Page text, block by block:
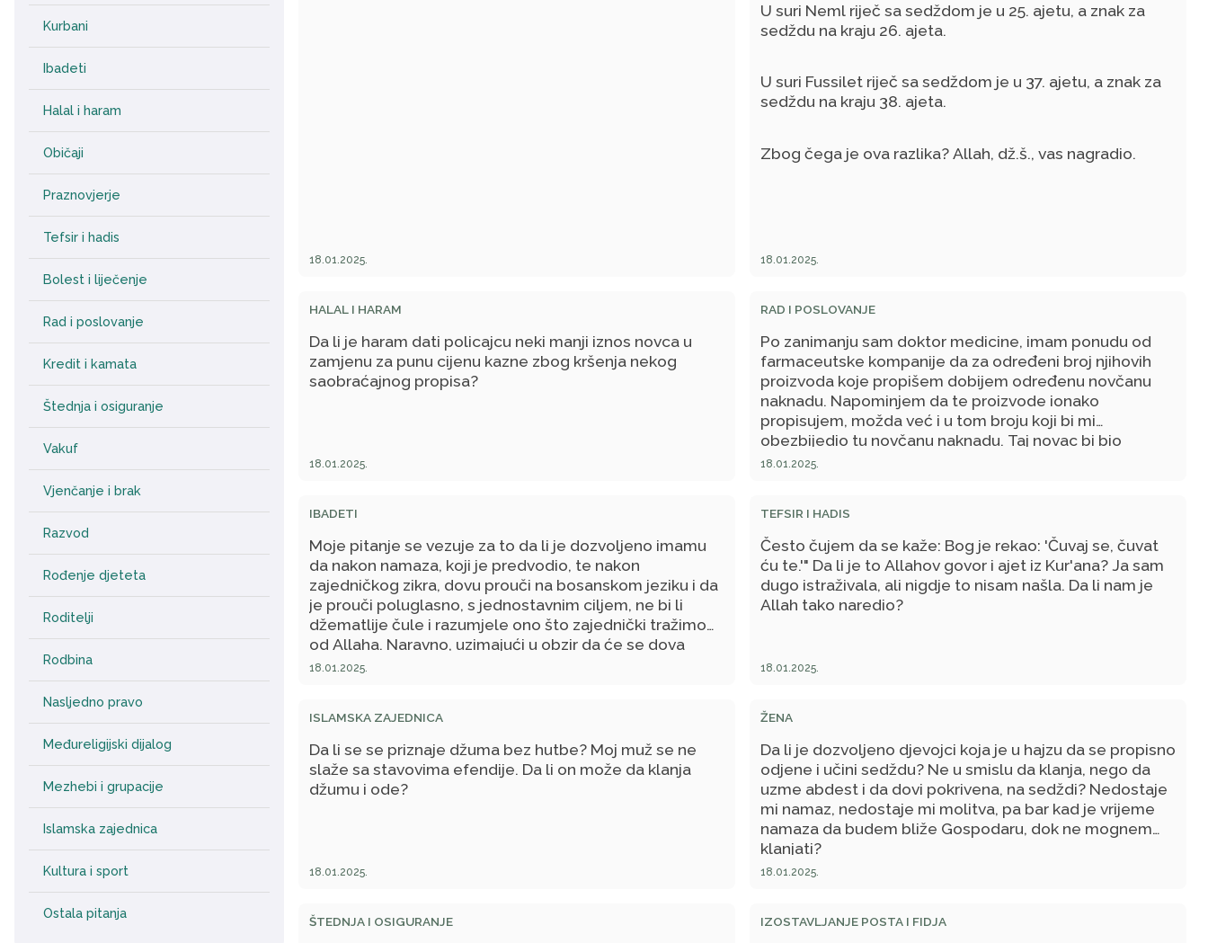
Kurbani
Ibadeti
Halal i haram
Običaji
Praznovjerje
Tefsir i hadis
Bolest i liječenje
Rad i poslovanje
Kredit i kamata
Štednja i osiguranje
Vakuf
Vjenčanje i brak
Razvod
Rođenje djeteta
Roditelji
Rodbina
Nasljedno pravo
Međureligijski dijalog
Mezhebi i grupacije
Islamska zajednica
Kultura i sport
Ostala pitanja
18.01.2025.
U suri Neml riječ sa sedždom je u 25. ajetu, a znak za
sedždu na kraju 26. ajeta.
U suri Fussilet riječ sa sedždom je u 37. ajetu, a znak za
sedždu na kraju 38. ajeta.
Zbog čega je ova razlika? Allah, dž.š., vas nagradio.
18.01.2025.
HALAL I HARAM
Da li je haram dati policajcu neki manji iznos novca u
zamjenu za punu cijenu kazne zbog kršenja nekog
saobraćajnog propisa?
18.01.2025.
RAD I POSLOVANJE
Po zanimanju sam doktor medicine, imam ponudu od
farmaceutske kompanije da za određeni broj njihovih
proizvoda koje propišem dobijem određenu novčanu
naknadu. Napominjem da te proizvode ionako
propisujem, možda već i u tom broju koji bi mi
obezbijedio tu novčanu naknadu. Taj novac bi bio
uručen na ruke. Da li bi to bio halal zarađen novac?
18.01.2025.
IBADETI
Moje pitanje se vezuje za to da li je dozvoljeno imamu
da nakon namaza, koji je predvodio, te nakon
zajedničkog zikra, dovu prouči na bosanskom jeziku i da
je prouči poluglasno, s jednostavnim ciljem, ne bi li
džematlije čule i razumjele ono što zajednički tražimo
od Allaha. Naravno, uzimajući u obzir da će se dova
izgovarati nakon zahvale Allahu i selama na Njegovog
18.01.2025.
TEFSIR I HADIS
Često čujem da se kaže: Bog je rekao: 'Čuvaj se, čuvat
ću te.'" Da li je to Allahov govor i ajet iz Kur'ana? Ja sam
dugo istraživala, ali nigdje to nisam našla. Da li nam je
Allah tako naredio?
18.01.2025.
ISLAMSKA ZAJEDNICA
Da li se se priznaje džuma bez hutbe? Moj muž se ne
slaže sa stavovima efendije. Da li on može da klanja
džumu i ode?
18.01.2025.
ŽENA
Da li je dozvoljeno djevojci koja je u hajzu da se propisno
odjene i učini sedždu? Ne u smislu da klanja, nego da
uzme abdest i da dovi pokrivena, na sedždi? Nedostaje
mi namaz, nedostaje mi molitva, pa bar kad je vrijeme
namaza da budem bliže Gospodaru, dok ne mognem
klanjati?
18.01.2025.
ŠTEDNJA I OSIGURANJE IZOSTAVLJANJE POSTA I FIDJA